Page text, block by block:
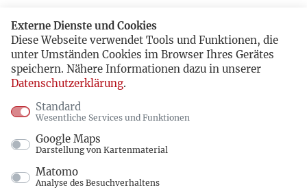
Externe Dienste und Cookies
Diese Webseite verwendet Tools und Funktionen, die
unter Umständen Cookies im Browser Ihres Gerätes
speichern. Nähere Informationen dazu in unserer
Datenschutzerklärung.
Standard
Wesentliche Services und Funktionen
Google Maps
Darstellung von Kartenmaterial
Matomo
Analyse des Besuchverhaltens